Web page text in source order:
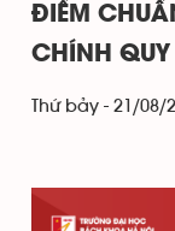
ĐIỂM
CHÍNH QUY
Thứ bảy - 21/08/